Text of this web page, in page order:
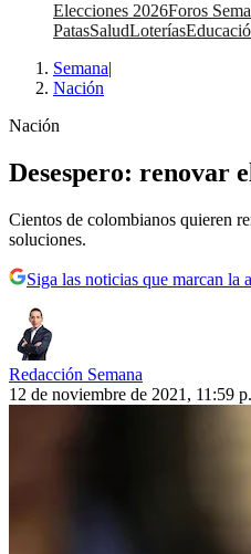
Elecciones 2026Foros
PatasSaludLoterías
Semana|
Nación
Nación
Desespero: renovar
Cientos de colombianos quieren
soluciones.
Siga las noticias que marcan la
Redacción Semana
12 de noviembre de 2021, 11:59